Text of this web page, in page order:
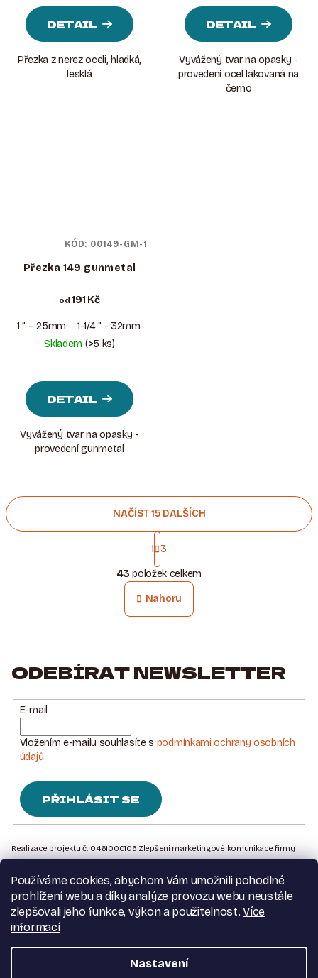
Používáme cookies, abychom Vám umožnili pohodlné
prohlížení webu a díky analýze provozu webu neustále
zlepšovali jeho funkce, výkon a použitelnost.Více
informací
Nastavení
DETAIL
Přezka z nerez oceli, hladká,
lesklá
DETAIL
Vyvážený tvar na opasky -
provedení ocel lakovaná na
černo
Přezka 149 gunmetal
od 191 Kč
1 " – 25mm 1-1/4 " - 32mm
Skladem (>5 ks)
DETAIL
Vyvážený tvar na opasky -
provedení gunmetal
KÓD: 00149-GM-1
O
V
L
Á
Í
P
K
Ý
P
I
S
U
NAČÍST 15 DALŠÍCH
S
T
R
Á
N
K
O
Í
1 3
43 položek celkem
Nahoru
ODEBÍRAT NEWSLETTER
E-mail
Vložením e-mailu souhlasíte s podmínkami ochrany osobních
údajů
PŘIHLÁSIT SE
Á
P
A
T
Realizace projektu č. 0461000105 Zlepšení marketingové komunikace firmy
Kontakt na nás
Obchodní podmínky
Podmínky ochrany osobních údajů
Moje objednávka